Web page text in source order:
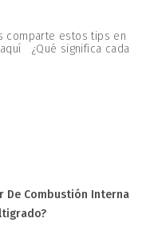
comparte estos tips en
¿Qué significa cada
De Combustión Interna